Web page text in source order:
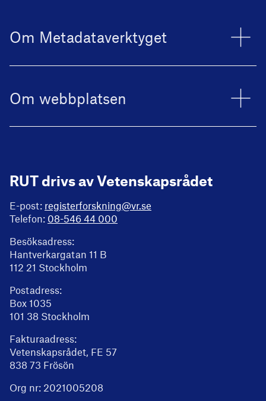
Om Metadataverktyget
Om webbplatsen
RUT drivs av Vetenskapsrådet
E-post: registerforskning@vr.se
Telefon: 08-546 44 000
Besöksadress:
Hantverkargatan 11 B
112 21 Stockholm
Postadress:
Box 1035
101 38 Stockholm
Fakturaadress:
Vetenskapsrådet, FE 57
838 73 Frösön
Org nr: 2021005208